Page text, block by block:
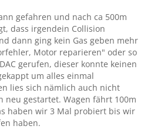
gefahren und nach ca 500m
dass irgendein Collision
dann ging kein Gas geben mehr
Motor reparieren" oder so
gerufen, dieser konnte keinen
um alles einmal
lies sich nämlich auch nicht
neu gestartet. Wagen fährt 100m
haben wir 3 Mal probiert bis wir
haben.